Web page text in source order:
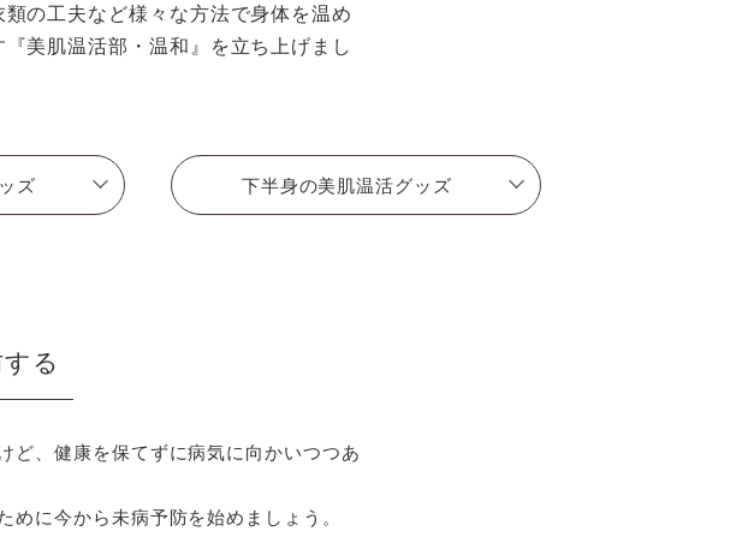
の工夫など様々な方法で身体を温め
美肌温活部・温和』を立ち上げまし
ズ 下半身の美肌温活グッズ
する
ど、健康を保てずに病気に向かいつつあ
に今から未病予防を始めましょう。